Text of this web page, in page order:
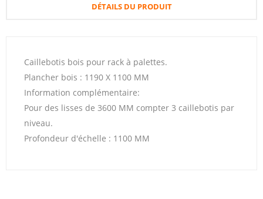
DÉTAILS DU PRODUIT
Caillebotis bois pour rack à palettes.
Plancher bois : 1190 X 1100 MM
Information complémentaire:
Pour des lisses de 3600 MM compter 3 caillebotis par
niveau.
Profondeur d'échelle : 1100 MM